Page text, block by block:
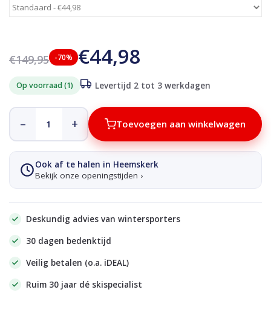
€149,95 -70% €44,98
Op voorraad (1) Levertijd 2 tot 3 werkdagen
– + Toevoegen aan winkelwagen
Ook af te halen in Heemskerk
Bekijk onze openingstijden ›
Deskundig advies van wintersporters
30 dagen bedenktijd
Veilig betalen (o.a. iDEAL)
Ruim 30 jaar dé skispecialist